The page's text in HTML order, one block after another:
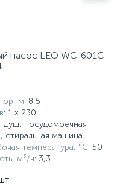
насос LEO WC-601C
м: 8,5
: 1 x 230
душ, посудомоечная
стиральная машина
температура, °С: 50
м³/ч: 3,3